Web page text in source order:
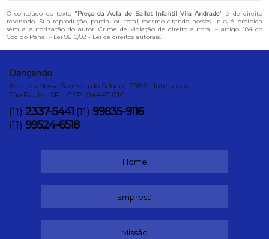
O conteúdo do texto "Preço da Aula de Ballet Infantil Vila Andrade" é de direito
reservado. Sua reprodução, parcial ou total, mesmo citando nossos links, é proibida
sem a autorização do autor. Crime de violação de direito autoral – artigo 184 do
Código Penal – Lei 9610/98 - Lei de direitos autorais.
Dançando
Avenida Nossa Senhora do Sabará, 2982 - Interlagos
São Paulo - SP - CEP: 04447-010
(11) 2337-5441 (11) 99835-9116
(11) 99524-6518
Home
Empresa
Missão